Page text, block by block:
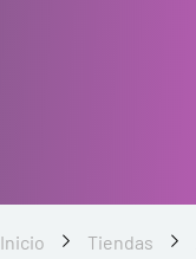
Inicio Tiendas